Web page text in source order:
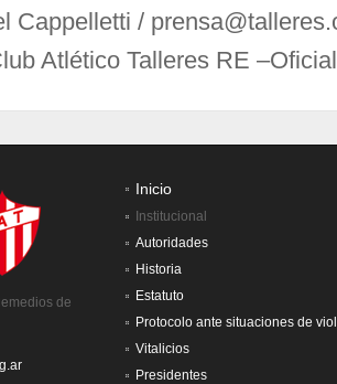
Cappelletti /
Atlético Talleres RE
de
Inicio
Institucional
Autoridades
Historia
Estatuto
Protocolo ante situaciones de
Vitalicios
Presidentes